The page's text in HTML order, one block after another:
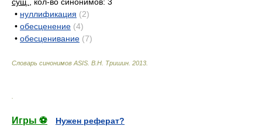
• нуллификация (2)
• обесценение (4)
• обесценивание (7)
Словарь синонимов ASIS. В.Н. Тришин 2013
Игры ⚽
Нужен реферат?